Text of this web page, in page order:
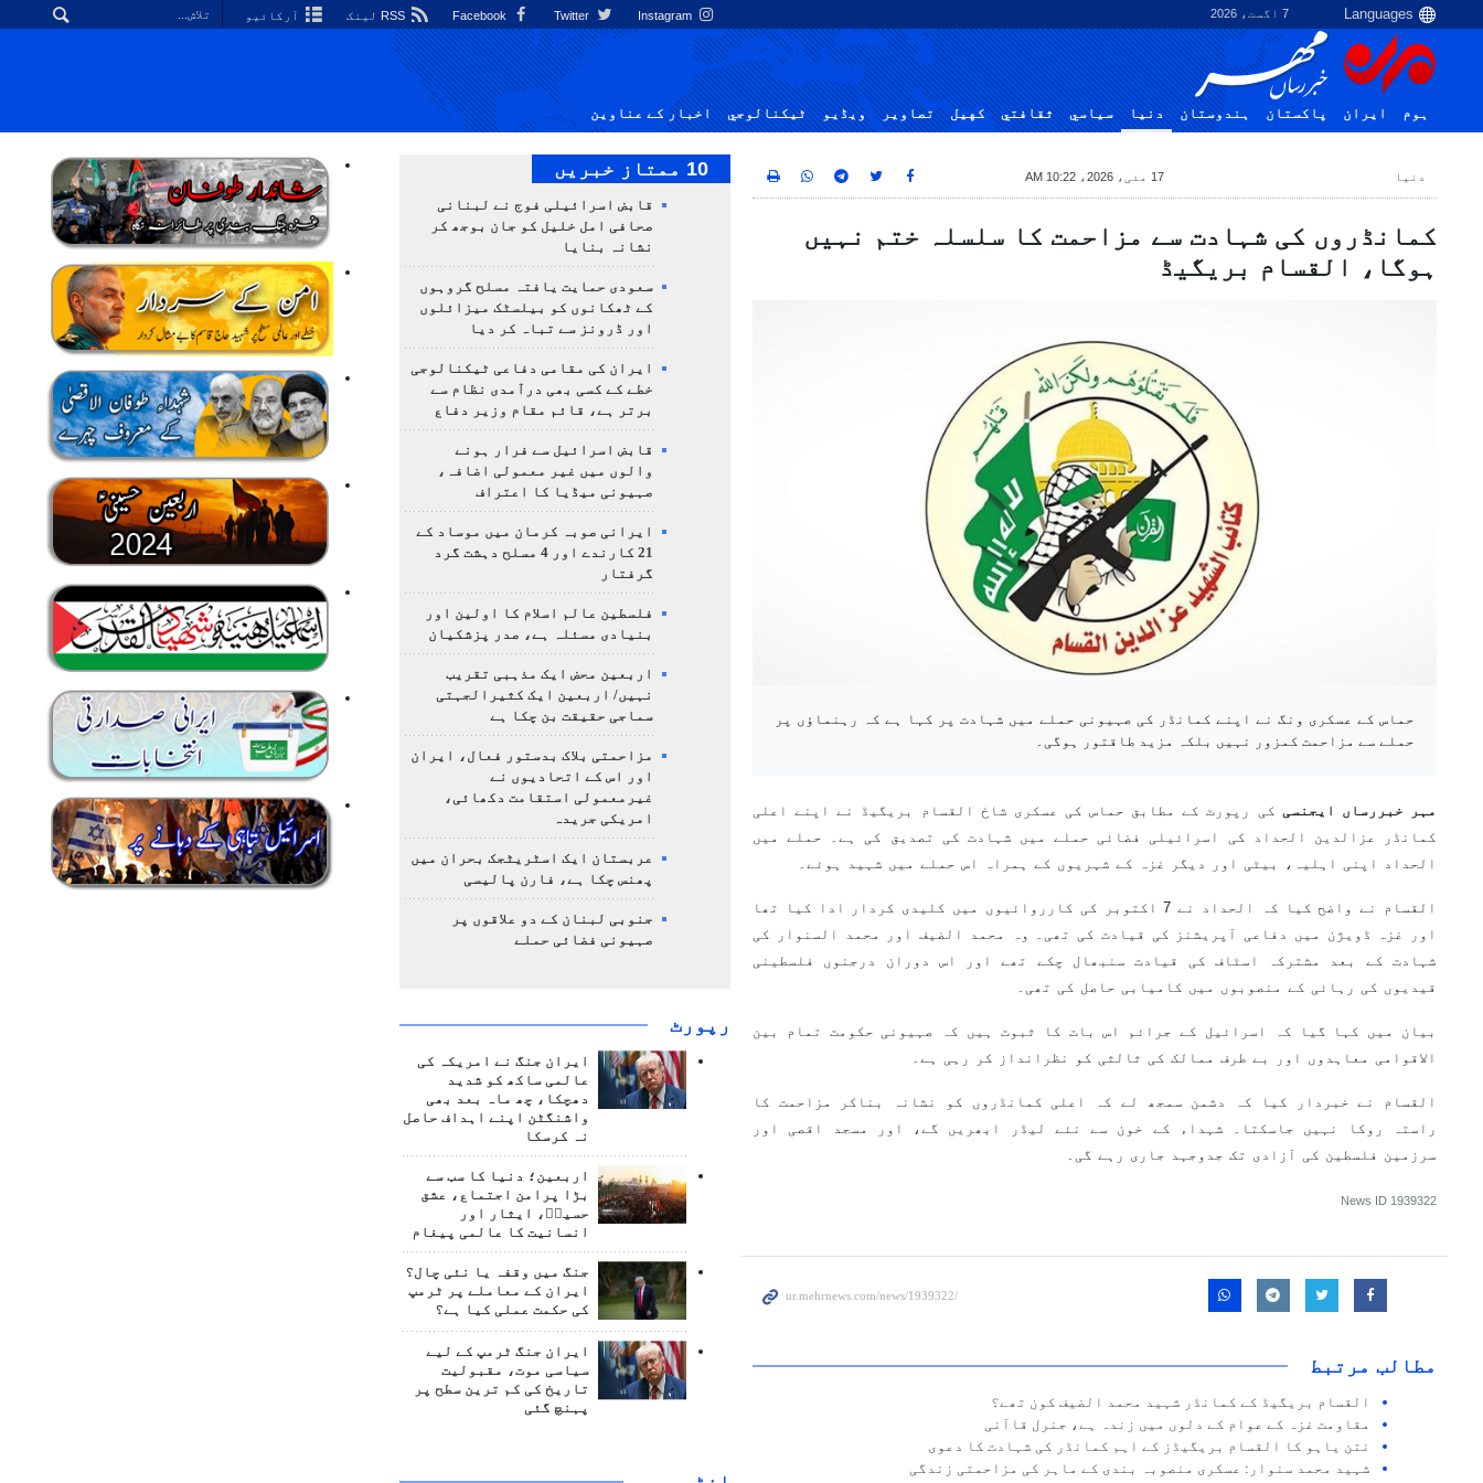
7 اگست، 2026 Instagram آرکائیو
ہوم ایران پاکستان ہندوستان دنیا سياسي ثقافتي کهيل تصاوير ویڈیو ٹيكنالوجي اخبار کے عناوین
دنیا 17 مئی، 2026، 10:22 AM
کمانڈروں کی شہادت سے مزاحمت کا سلسلہ ختم نہیں
ہوگا، القسام بریگیڈ
حماس کے عسکری ونگ نے اپنے کمانڈر کی صہیونی حملے میں شہادت پر کہا ہے کہ رہنماؤں پر
حملے سے مزاحمت کمزور نہیں بلکہ مزید طاقتور ہوگی۔
مہر خبررساں ایجنسی کی رپورٹ کے مطابق حماس کی عسکری شاخ القسام بریگیڈ نے اپنے اعلی
کمانڈر عزالدین الحداد کی اسرائیلی فضائی حملے میں شہادت کی تصدیق کی ہے۔ حملے میں
الحداد اپنی اہلیہ، بیٹی اور دیگر غزہ کے شہریوں کے ہمراہ اس حملے میں شہید ہوئے۔
القسام نے واضح کیا کہ الحداد نے 7 اکتوبر کی کارروائیوں میں کلیدی کردار ادا کیا تھا
اور غزہ ڈویژن میں دفاعی آپریشنز کی قیادت کی تھی۔ وہ محمد الضیف اور محمد السنوار کی
شہادت کے بعد مشترکہ اسٹاف کی قیادت سنبھال چکے تھے اور اس دوران درجنوں فلسطینی
قیدیوں کی رہائی کے منصوبوں میں کامیابی حاصل کی تھی۔
بیان میں کہا گیا کہ اسرائیل کے جرائم اس بات کا ثبوت ہیں کہ صہیونی حکومت تمام بین
الاقوامی معاہدوں اور بے طرف ممالک کی ثالثی کو نظرانداز کر رہی ہے۔
القسام نے خبردار کیا کہ دشمن سمجھ لے کہ اعلی کمانڈروں کو نشانہ بناکر مزاحمت کا
راستہ روکا نہیں جاسکتا۔ شہداء کے خون سے نئے لیڈر ابھریں گے، اور مسجد اقصی اور
سرزمین فلسطین کی آزادی تک جدوجہد جاری رہے گی۔
News ID 1939322
مطالب مرتبط
القسام بریگیڈ کے کمانڈر شہید محمد الضیف کون تھے؟
مقاومت غزہ کے عوام کے دلوں میں زندہ ہے، جنرل قاآنی
نتن یاہو کا القسام بریگیڈز کے اہم کمانڈر کی شہادت کا دعوی
شہید محمد سنوار: عسکری منصوبہ بندی کے ماہر کی مزاحمتی زندگی
10 ممتاز خبریں
قابض اسرائیلی فوج نے لبنانی
صحافی امل خلیل کو جان بوجھ کر
نشانہ بنایا
سعودی حمایت یافتہ مسلح گروہوں
کے ٹھکانوں کو بیلسٹک میزائلوں
اور ڈرونز سے تباہ کر دیا
ایران کی مقامی دفاعی ٹیکنالوجی
خطے کے کسی بھی درآمدی نظام سے
برتر ہے، قائم مقام وزیر دفاع
قابض اسرائیل سے فرار ہونے
والوں میں غیر معمولی اضافہ،
صہیونی میڈیا کا اعتراف
ایرانی صوبہ کرمان میں موساد کے
21 کارندے اور 4 مسلح دہشت گرد
گرفتار
فلسطین عالم اسلام کا اولین اور
بنیادی مسئلہ ہے، صدر پزشکیان
اربعین محض ایک مذہبی تقریب
نہیں/ اربعین ایک کثیرالجہتی
سماجی حقیقت بن چکا ہے
مزاحمتی بلاک بدستور فعال، ایران
اور اس کے اتحادیوں نے
غیرمعمولی استقامت دکھائی،
امریکی جریدہ
عربستان ایک اسٹریٹجک بحران میں
پھنس چکا ہے، فارن پالیسی
جنوبی لبنان کے دو علاقوں پر
صہیونی فضائی حملے
رپورٹ
ایران جنگ نے امریکہ کی
عالمی ساکھ کو شدید
دھچکا، چھ ماہ بعد بھی
واشنگٹن اپنے اہداف حاصل
نہ کرسکا
اربعین؛ دنیا کا سب سے
بڑا پرامن اجتماع، عشق
حسینؑ، ایثار اور
انسانیت کا عالمی پیغام
جنگ میں وقفہ یا نئی چال؟
ایران کے معاملے پر ٹرمپ
کی حکمت عملی کیا ہے؟
ایران جنگ ٹرمپ کے لیے
سیاسی موت، مقبولیت
تاریخ کی کم ترین سطح پر
پہنچ گئی